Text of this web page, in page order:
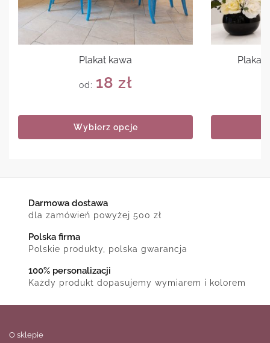
Plakat kawa
od: 18 zł
Wybierz opcje
Plakat
Darmowa dostawa
dla zamówień powyżej 500 zł
Polska firma
Polskie produkty, polska gwarancja
100% personalizacji
Każdy produkt dopasujemy wymiarem i kolorem
O sklepie